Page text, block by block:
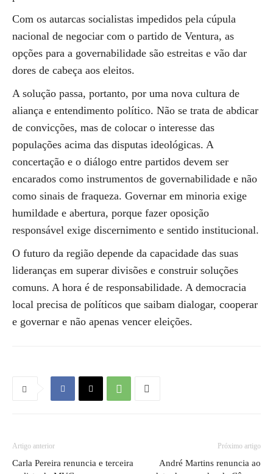
Com os autarcas socialistas impedidos pela cúpula
nacional de negociar com o partido de Ventura, as
opções para a governabilidade são estreitas e vão dar
dores de cabeça aos eleitos.
A solução passa, portanto, por uma nova cultura de
aliança e entendimento político. Não se trata de abdicar
de convicções, mas de colocar o interesse das
populações acima das disputas ideológicas. A
concertação e o diálogo entre partidos devem ser
encarados como instrumentos de governabilidade e não
como sinais de fraqueza. Governar em minoria exige
humildade e abertura, porque fazer oposição
responsável exige discernimento e sentido institucional.
O futuro da região depende da capacidade das suas
lideranças em superar divisões e construir soluções
comuns. A hora é de responsabilidade. A democracia
local precisa de políticos que saibam dialogar, cooperar
e governar e não apenas vencer eleições.
Artigo anterior
Carla Pereira renuncia e terceira
Próximo artigo
André Martins renuncia ao